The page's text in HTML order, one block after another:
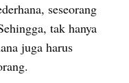
seseorang
tak hanya
juga harus